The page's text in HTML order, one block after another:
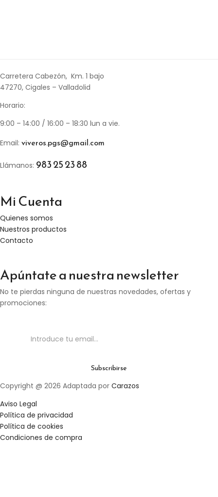
Carretera Cabezón, Km. 1 bajo
47270, Cigales – Valladolid
Horario:
9:00 – 14:00 / 16:00 – 18:30 lun a vie.
Email: viveros.pgs@gmail.com
Llámanos: 983 25 23 88
Mi Cuenta
Quienes somos
Nuestros productos
Contacto
Apúntate a nuestra newsletter
No te pierdas ninguna de nuestras novedades, ofertas y
promociones:
Copyright @ 2026 Adaptada por Carazos
Aviso Legal
Política de privacidad
Política de cookies
Condiciones de compra